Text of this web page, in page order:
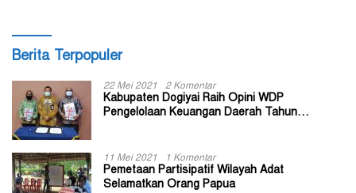
Berita Terpopuler
22 Mei 2021 2 Komentar
Kabupaten Dogiyai Raih Opini WDP
Pengelolaan Keuangan Daerah Tahun
11 Mei 2021 1 Komentar
Pemetaan Partisipatif Wilayah Adat
Selamatkan Orang Papua